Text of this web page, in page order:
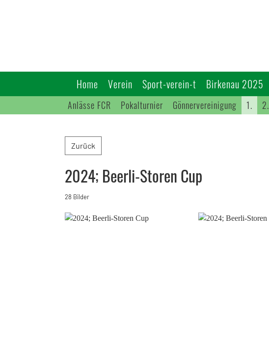
Home Verein Sport-verein-t Birkenau 2025
Anlässe FCR Pokalturnier Gönnervereinigung 1. 2.
Zurück
2024; Beerli-Storen Cup
28 Bilder